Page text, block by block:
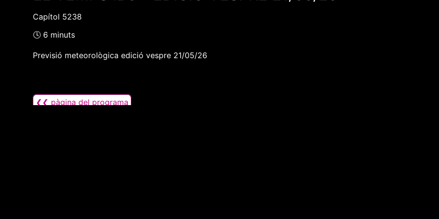
Capítol 5238
🕓 6 minuts
Previsió meteorològica edició vespre 21/05/26
❮❮ pàgina del programa